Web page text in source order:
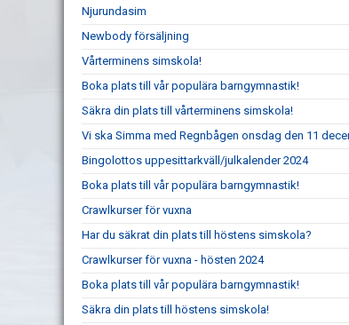
Njurundasim
Newbody försäljning
Vårterminens simskola!
Boka plats till vår populära barngymnastik!
Säkra din plats till vårterminens simskola!
Vi ska Simma med Regnbågen onsdag den 11
Bingolottos uppesittarkväll/julkalender 2024
Boka plats till vår populära barngymnastik!
Crawlkurser för vuxna
Har du säkrat din plats till höstens simskola?
Crawlkurser för vuxna - hösten 2024
Boka plats till vår populära barngymnastik!
Säkra din plats till höstens simskola!